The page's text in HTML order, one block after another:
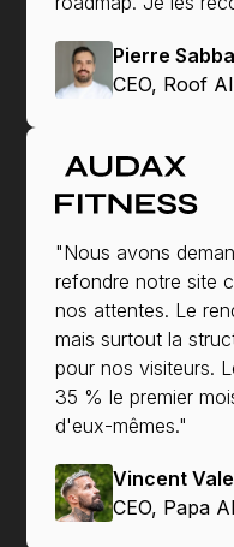
Pierre
CEO, Roof AI
"Nous avons
refondre notre site
nos attentes. Le
mais surtout la
pour nos visiteurs.
35 % le premier
d'eux-mêmes."
Vincent
CEO, Papa